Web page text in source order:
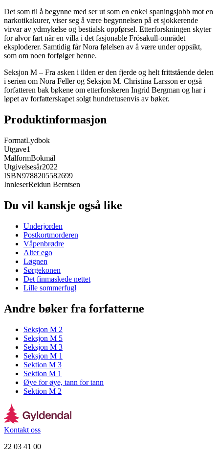
Det som til å begynne med ser ut som en enkel spaningsjobb mot en
narkotikakurer, viser seg å være begynnelsen på et sjokkerende
virvar av ydmykelse og bestialsk oppførsel. Etterforskningen skyter
for alvor fart når en villa i det fasjonable Frösakull-området
eksploderer. Samtidig får Nora følelsen av å være under oppsikt,
som om noen forfølger henne.
Seksjon M – Fra asken i ilden er den fjerde og helt frittstående delen
i serien om Nora Feller og Seksjon M. Christina Larsson er også
forfatteren bak bøkene om etterforskeren Ingrid Bergman og har i
løpet av forfatterskapet solgt hundretusenvis av bøker.
Produktinformasjon
FormatLydbok
Utgave1
MålformBokmål
Utgivelsesår2022
ISBN9788205582699
InnleserReidun Berntsen
Du vil kanskje også like
Underjorden
Postkortmorderen
Våpenbrødre
Alter ego
Løgnen
Sørgekonen
Det finmaskede nettet
Lille sommerfugl
Andre bøker fra forfatterne
Seksjon M 2
Seksjon M 5
Seksjon M 3
Seksjon M 1
Sektion M 3
Sektion M 1
Øye for øye, tann for tann
Sektion M 2
Kontakt oss
22 03 41 00